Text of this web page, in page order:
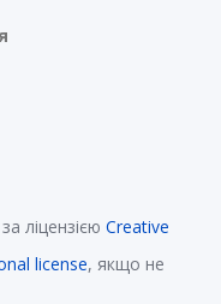
ліцензією Creative
license, якщо не